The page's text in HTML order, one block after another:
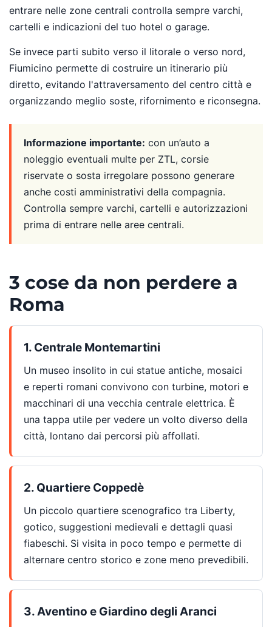
entrare nelle zone centrali controlla sempre varchi,
cartelli e indicazioni del tuo hotel o garage.
Se invece parti subito verso il litorale o verso nord,
Fiumicino permette di costruire un itinerario più
diretto, evitando l'attraversamento del centro città e
organizzando meglio soste, rifornimento e riconsegna.
Informazione importante: con un’auto a
noleggio eventuali multe per ZTL, corsie
riservate o sosta irregolare possono generare
anche costi amministrativi della compagnia.
Controlla sempre varchi, cartelli e autorizzazioni
prima di entrare nelle aree centrali.
3 cose da non perdere a
Roma
1. Centrale Montemartini
Un museo insolito in cui statue antiche, mosaici
e reperti romani convivono con turbine, motori e
macchinari di una vecchia centrale elettrica. È
una tappa utile per vedere un volto diverso della
città, lontano dai percorsi più affollati.
2. Quartiere Coppedè
Un piccolo quartiere scenografico tra Liberty,
gotico, suggestioni medievali e dettagli quasi
fiabeschi. Si visita in poco tempo e permette di
alternare centro storico e zone meno prevedibili.
3. Aventino e Giardino degli Aranci